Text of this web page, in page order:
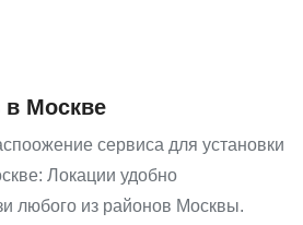
в Москве
сервиса для установки
Локации удобно
любого из районов Москвы.